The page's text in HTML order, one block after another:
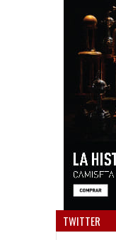
TWITTER